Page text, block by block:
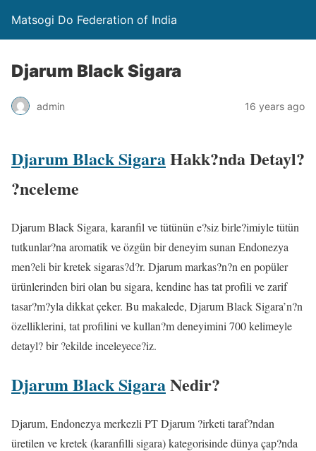
Matsogi Do Federation of India
Djarum Black Sigara
admin 16 years ago
Djarum Black SigaraHakk?nda Detayl?
?nceleme
Djarum Black Sigara, karanfil ve tütünün e?siz birle?imiyle tütün
tutkunlar?na aromatik ve özgün bir deneyim sunan Endonezya
men?eli bir kretek sigaras?d?r. Djarum markas?n?n en popüler
ürünlerinden biri olan bu sigara, kendine has tat profili ve zarif
tasar?m?yla dikkat çeker. Bu makalede, Djarum Black Sigara’n?n
özelliklerini, tat profilini ve kullan?m deneyimini 700 kelimeyle
detayl? bir ?ekilde inceleyece?iz.
Djarum Black SigaraNedir?
Djarum, Endonezya merkezli PT Djarum ?irketi taraf?ndan
üretilen ve kretek (karanfilli sigara) kategorisinde dünya çap?nda